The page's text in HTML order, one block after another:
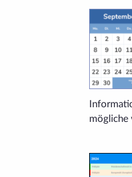
mögliche